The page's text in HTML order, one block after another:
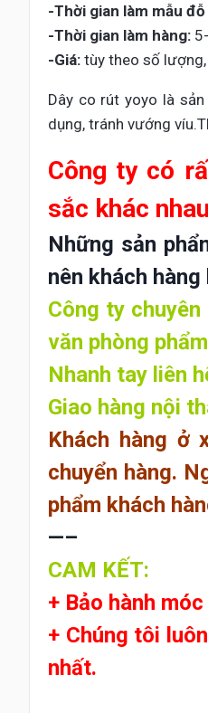
-Thời gian làm mẫu đỗ
-Thời gian làm hàng:
-Giá: tùy theo số
Dây co rút yoyo là
dụng, tránh vướng
Công ty có
sắc khác
Những sản
nên khách
Công ty
văn phòng
Nhanh tay liên
Giao hàng nội
Khách hàng ở
chuyển hàng.
phẩm khách
—–
CAM KẾT:
+ Bảo hành
+ Chúng tôi
nhất.